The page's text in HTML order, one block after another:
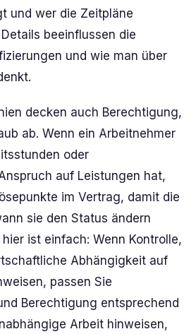
und wer die Zeitpläne
beeinflussen die
und wie man über
decken auch Berechtigung,
ab. Wenn ein Arbeitnehmer
oder
auf Leistungen hat,
im Vertrag, damit die
sie den Status ändern
ist einfach: Wenn Kontrolle,
Abhängigkeit auf
passen Sie
Berechtigung entsprechend
Arbeit hinweisen,